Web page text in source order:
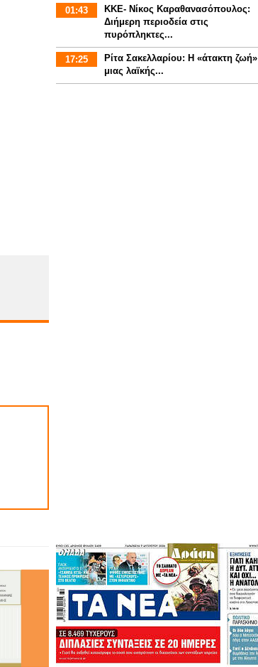
01:43
ΚΚΕ- Νίκος Καραθανασόπουλος:
Διήμερη περιοδεία στις
πυρόπληκτες...
17:25
Ρίτα Σακελλαρίου: Η «άτακτη ζωή»
μιας λαϊκής...